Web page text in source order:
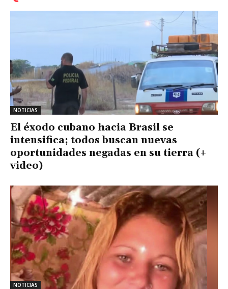
NOTICIAS
El éxodo cubano hacia Brasil se
intensifica; todos buscan nuevas
oportunidades negadas en su tierra (+
video)
NOTICIAS